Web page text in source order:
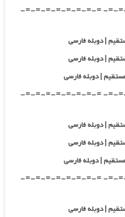
-=-=-=-=-=-=-=-=-=-
-=-=-=-=-=-=-=-=-=-
-=-=-=-=-=-=-=-=-=-